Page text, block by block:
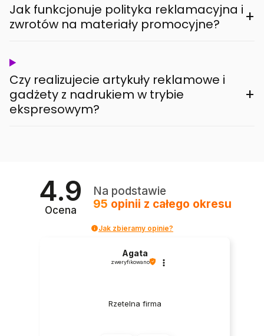
Jak funkcjonuje polityka reklamacyjna i
zwrotów na materiały promocyjne?
+
Czy realizujecie artykuły reklamowe i
gadżety z nadrukiem w trybie
ekspresowym?
+
4.9
Ocena
Na podstawie
95 opinii z całego okresu
Jak zbieramy opinie?
Agata
zweryfikowano
Rzetelna firma